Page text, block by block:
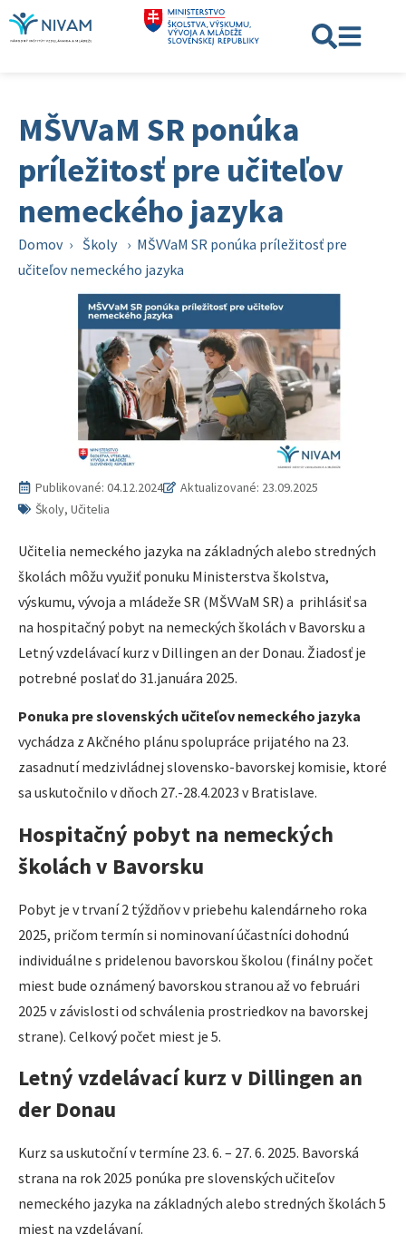
MŠVVaM SR ponúka
príležitosť pre učiteľov
nemeckého jazyka
Domov › Školy › MŠVVaM SR ponúka príležitosť pre
učiteľov nemeckého jazyka
Publikované: 04.12.2024
Aktualizované: 23.09.2025
Školy, Učitelia
Učitelia nemeckého jazyka na základných alebo stredných
školách môžu využiť ponuku Ministerstva školstva,
výskumu, vývoja a mládeže SR (MŠVVaM SR) a prihlásiť sa
na hospitačný pobyt na nemeckých školách v Bavorsku a
Letný vzdelávací kurz v Dillingen an der Donau. Žiadosť je
potrebné poslať do 31.januára 2025.
Ponuka pre slovenských učiteľov nemeckého jazyka
vychádza z Akčného plánu spolupráce prijatého na 23.
zasadnutí medzivládnej slovensko-bavorskej komisie, ktoré
sa uskutočnilo v dňoch 27.-28.4.2023 v Bratislave.
Hospitačný pobyt na nemeckých
školách v Bavorsku
Pobyt je v trvaní 2 týždňov v priebehu kalendárneho roka
2025, pričom termín si nominovaní účastníci dohodnú
individuálne s pridelenou bavorskou školou (finálny počet
miest bude oznámený bavorskou stranou až vo februári
2025 v závislosti od schválenia prostriedkov na bavorskej
strane). Celkový počet miest je 5.
Letný vzdelávací kurz v Dillingen an
der Donau
Kurz sa uskutoční v termíne 23. 6. – 27. 6. 2025. Bavorská
strana na rok 2025 ponúka pre slovenských učiteľov
nemeckého jazyka na základných alebo stredných školách 5
miest na vzdelávaní.